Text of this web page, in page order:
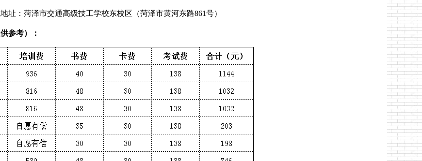
址：菏泽市交通高级技工学校东校区（菏泽市黄河东路861号）
参考）：